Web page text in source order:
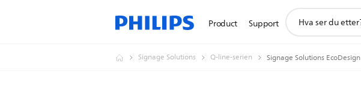
Product Support
search
Signage Solutions Q-line-serien Signage Solutions EcoDesign